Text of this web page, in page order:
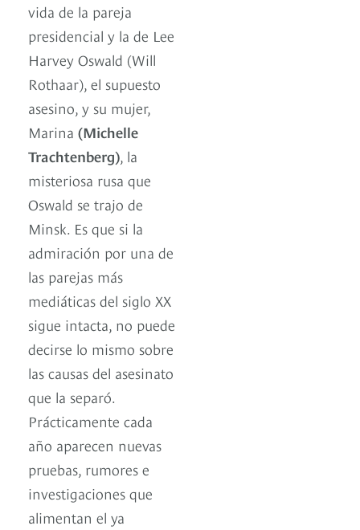
vida de la pareja
presidencial y la de Lee
Harvey Oswald (Will
Rothaar), el supuesto
asesino, y su mujer,
Marina (Michelle
Trachtenberg), la
misteriosa rusa que
Oswald se trajo de
Minsk. Es que si la
admiración por una de
las parejas más
mediáticas del siglo XX
sigue intacta, no puede
decirse lo mismo sobre
las causas del asesinato
que la separó.
Prácticamente cada
año aparecen nuevas
pruebas, rumores e
investigaciones que
alimentan el ya